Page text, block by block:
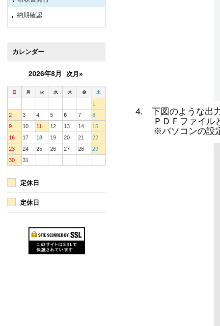
納期確認
カレンダー
2026年8月 次月»
日 月 火 水 木 金 土
1
2
3 4 5 6 7
8
9
10 11 12 13 14
15
16
17 18 19 20 21
22
23
24 25 26 27 28
29
30
31
定休日
定休日
4. 下図のような出
ＰＤＦファイルと
※パソコンの設定